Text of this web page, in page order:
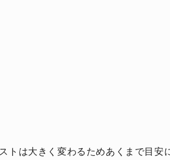
トは大きく変わるためあくまで目安